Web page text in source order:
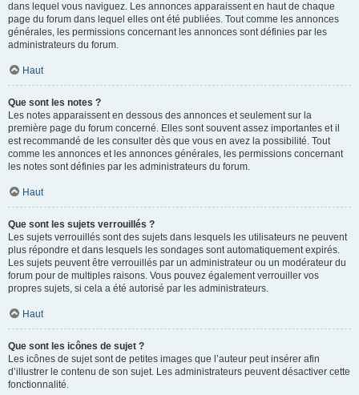
dans lequel vous naviguez. Les annonces apparaissent en haut de chaque
page du forum dans lequel elles ont été publiées. Tout comme les annonces
générales, les permissions concernant les annonces sont définies par les
administrateurs du forum.
Haut
Que sont les notes ?
Les notes apparaissent en dessous des annonces et seulement sur la
première page du forum concerné. Elles sont souvent assez importantes et il
est recommandé de les consulter dès que vous en avez la possibilité. Tout
comme les annonces et les annonces générales, les permissions concernant
les notes sont définies par les administrateurs du forum.
Haut
Que sont les sujets verrouillés ?
Les sujets verrouillés sont des sujets dans lesquels les utilisateurs ne peuvent
plus répondre et dans lesquels les sondages sont automatiquement expirés.
Les sujets peuvent être verrouillés par un administrateur ou un modérateur du
forum pour de multiples raisons. Vous pouvez également verrouiller vos
propres sujets, si cela a été autorisé par les administrateurs.
Haut
Que sont les icônes de sujet ?
Les icônes de sujet sont de petites images que l’auteur peut insérer afin
d’illustrer le contenu de son sujet. Les administrateurs peuvent désactiver cette
fonctionnalité.